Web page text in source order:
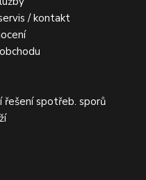
/ kontakt
řešení spotřeb. sporů